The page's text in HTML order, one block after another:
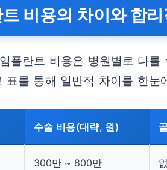
비용의 차이와 합리
플란트 비용은 병원별로 다
표를 통해 일반적 차이를 한눈
수술 비용(대략, 원)
300만 ~ 800만